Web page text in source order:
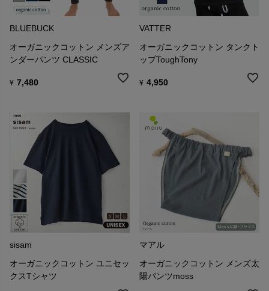
BLUEBUCK
オーガニックコットン メンズア
ンダーパンツ CLASSIC
¥ 7,480
VATTER
オーガニックコットン タンクト
ップToughTony
¥ 4,950
sisam
オーガニックコットン ユニセッ
クスTシャツ
マアル
オーガニックコットン メンズ太
陽パンツmoss